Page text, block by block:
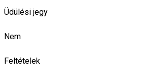
Üdülési jegy
Nem
Feltételek